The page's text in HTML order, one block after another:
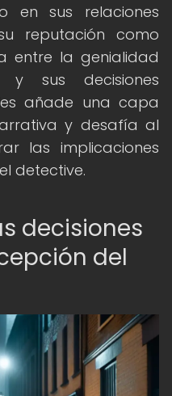
en sus relaciones
reputación como
entre la genialidad
y sus decisiones
añade una capa
y desafía al
las implicaciones
detective.
decisiones
del